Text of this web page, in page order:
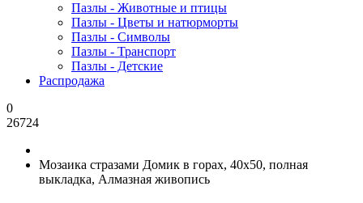
Пазлы - Животные и птицы
Пазлы - Цветы и натюрморты
Пазлы - Символы
Пазлы - Транспорт
Пазлы - Детские
Распродажа
0
26724
Мозаика стразами Домик в горах, 40x50, полная
выкладка, Алмазная живопись